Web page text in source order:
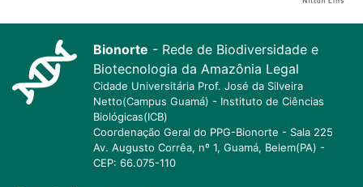
Bionorte - Rede de Biodiversidade e
Biotecnologia da Amazônia Legal
Cidade Universitária Prof. José da Silveira
Netto(Campus Guamá) - Instituto de Ciências
Biológicas(ICB)
Coordenação Geral do PPG-Bionorte - Sala 225
Av. Augusto Corrêa, nº 1, Guamá, Belem(PA) -
CEP: 66.075-110